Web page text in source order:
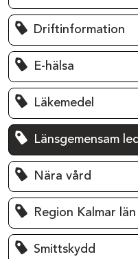
Driftinformation
E-hälsa
Läkemedel
Länsgemensam
Nära vård
Region Kalmar län
Smittskydd